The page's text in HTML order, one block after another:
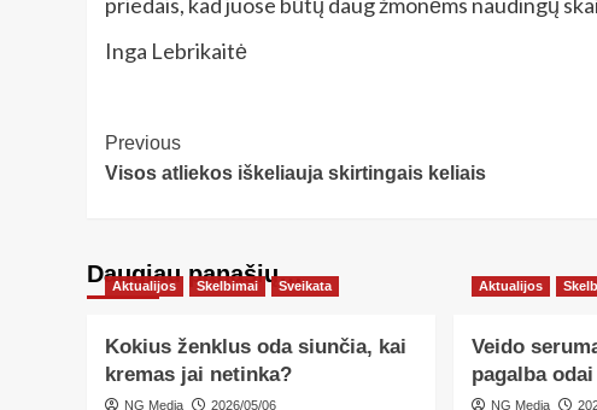
Inga Lebrikaitė
Post
Navigation
Previous
Visos atliekos iškeliauja skirtingais keliais
Daugiau panašių…
Aktualijos Skelbimai Sveikata
Kokius ženklus oda siunčia, kai
kremas jai netinka?
NG Media 2026/05/06
Aktualijos
Veido
pagalba odai
NG Media